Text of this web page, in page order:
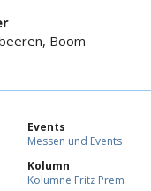
Boom
Events
Messen und Events
Kolumn
Kolumne Fritz Prem